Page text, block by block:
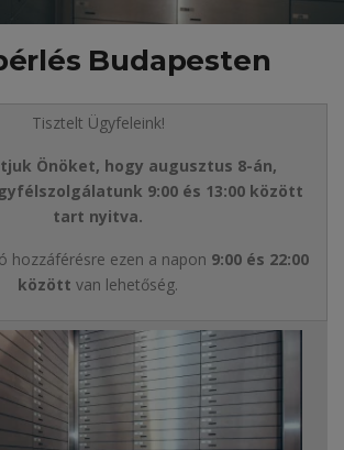
Budapesten
Tisztelt Ügyfeleink!
Önöket, hogy augusztus 8-án,
9:00 és 13:00 között
tart nyitva.
hozzáférésre ezen a napon 9:00 és 22:00
között van lehetőség.